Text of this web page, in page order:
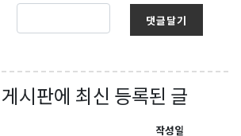
댓글달기
게시판에 최신 등록된 글
작성일